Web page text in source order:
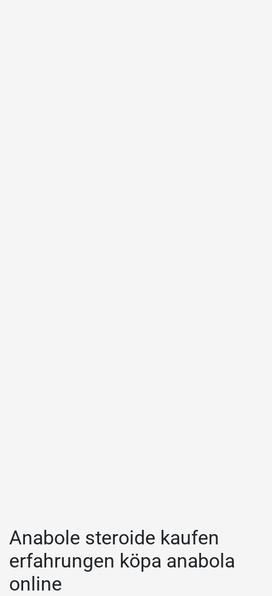
Anabole steroide kaufen
erfahrungen köpa anabola
online